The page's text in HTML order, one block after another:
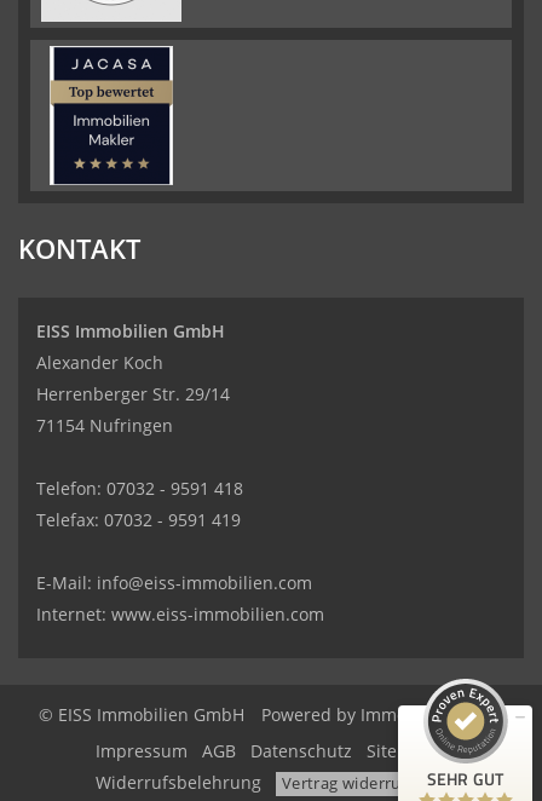
KONTAKT
EISS Immobilien GmbH
Alexander Koch
Herrenberger Str. 29/14
71154 Nufringen
Telefon: 07032 - 9591 418
Telefax: 07032 - 9591 419
E-Mail: info@eiss-immobilien.com
Internet: www.eiss-immobilien.com
© EISS Immobilien GmbH
Powered by Immonia GmbH
Impressum
AGB Datenschutz
Sitemap
Widerrufsbelehrung
Vertrag widerrufen SEHR GUT
SEHR GUT
3
Bewertungen auf
ProvenExpert.com
96
Bewertungen von 3